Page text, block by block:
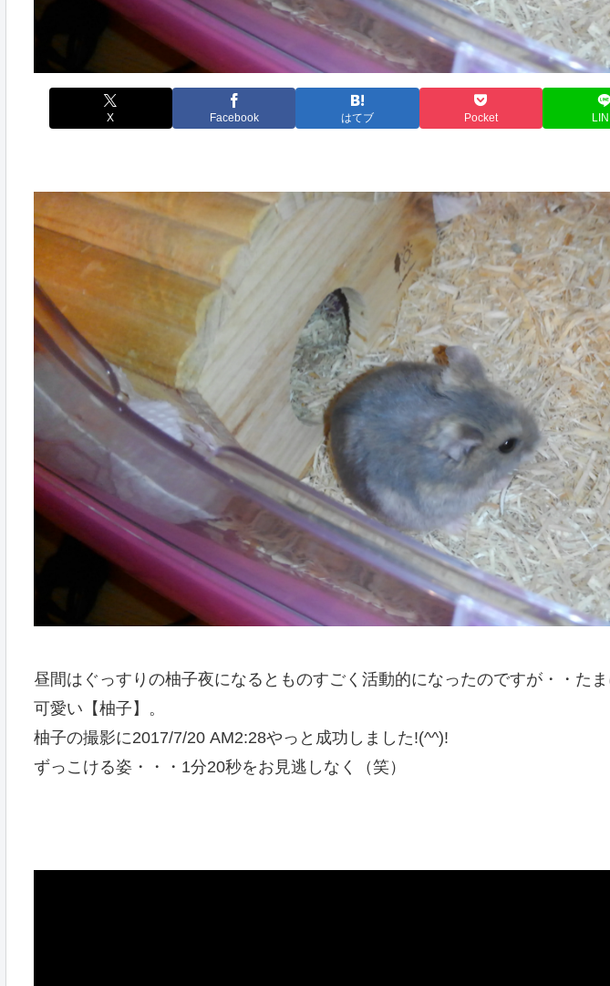
X Facebook はてブ Pocket
昼間はぐっすりの柚子夜になるとものすごく活動的になったのですが・・た
可愛い【柚子】。
柚子の撮影に2017/7/20 AM2:28やっと成功しました!(^^)!
ずっこける姿・・・1分20秒をお見逃しなく（笑）